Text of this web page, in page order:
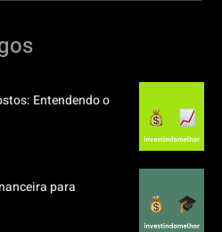
Entendendo o
para